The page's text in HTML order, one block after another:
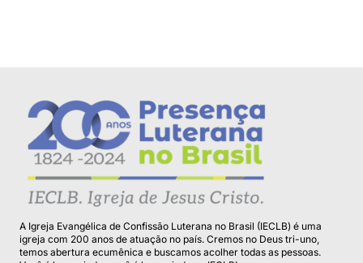
A Igreja Evangélica de Confissão Luterana no Brasil (IECLB) é uma
igreja com 200 anos de atuação no país. Cremos no Deus tri-uno,
temos abertura ecumênica e buscamos acolher todas as pessoas.